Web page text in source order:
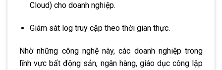
Cloud) cho doanh nghiệp.
Giám sát log truy cập theo thời gian thực.
Nhờ những công nghệ này, các doanh nghiệp trong
lĩnh vực bất động sản, ngân hàng, giáo dục công lập